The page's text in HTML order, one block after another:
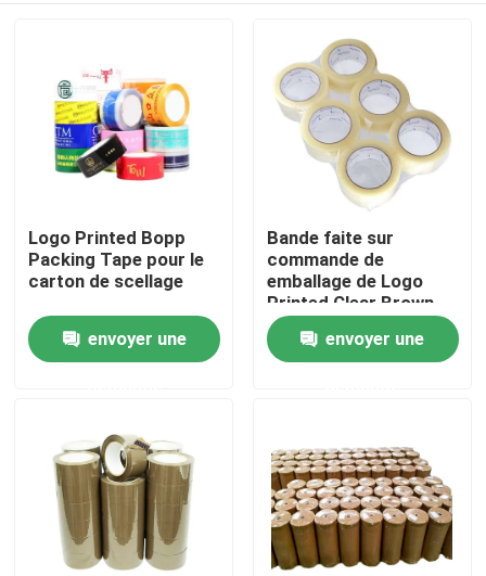
Maison
Produits
Au sujet de nous
Visite d'usine
Logo Printed Bopp
Packing Tape pour le
carton de scellage
envoyer une
Bande faite sur
commande de
emballage de Logo
Printed Clear Brown
BOPP de bande du
cachetage BOPP de
carton
envoyer une